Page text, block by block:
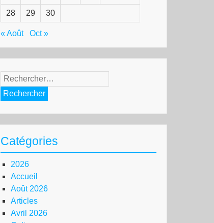
28 29 30
« Août Oct »
Rechercher :
Catégories
2026
Accueil
Août 2026
Articles
Avril 2026